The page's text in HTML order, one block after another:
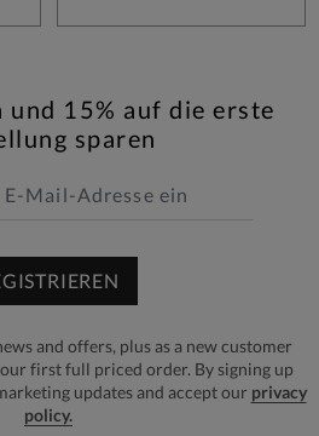
und 15% auf die erste
sparen
and offers, plus as a new customer
first full priced order. By signing up
updates and accept our privacy
policy.